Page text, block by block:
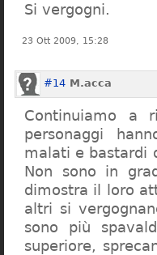
Si vergogni.
23 Ott 2009, 15:28
#14 M.acca
Continuiamo a
personaggi
malati e bastardi
Non sono in
dimostra il loro
altri si
sono più
superiore,